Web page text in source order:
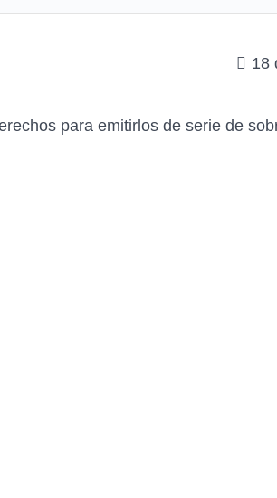
18
para emitirlos de serie de